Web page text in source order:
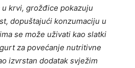
krvi, grožđice pokazuju
dopuštajući konzumaciju u
se može uživati ​​kao slatki
za povećanje nutritivne
izvrstan dodatak svježim